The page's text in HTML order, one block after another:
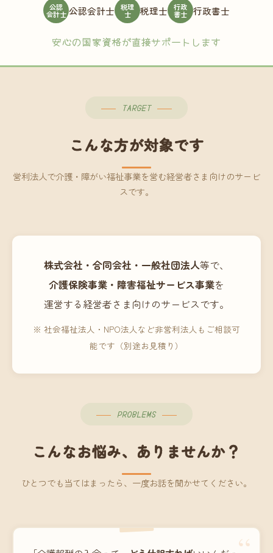
公認
会計士 公認会計士 税理
士 税理士 行政
書士 行政書士
安心の国家資格が直接サポートします
TARGET
こんな方が対象です
営利法人で介護・障がい福祉事業を営む経営者さま向けのサービ
スです。
株式会社・合同会社・一般社団法人等で、
介護保険事業・障害福祉サービス事業を
運営する経営者さま向けのサービスです。
※ 社会福祉法人・NPO法人など非営利法人もご相談可
能です（別途お見積り）
PROBLEMS
こんなお悩み、ありませんか？
ひとつでも当てはまったら、一度お話を聞かせてください。